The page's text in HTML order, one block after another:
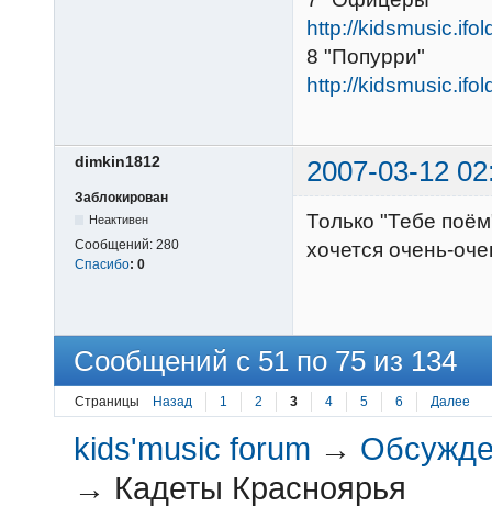
http://
8 "Попурри"
http://
dimkin1812 2007-03-12
Заблокирован
Неактивен
Сообщений: 280
Спасибо: 0
Только "Тебе
хочется очень-
Сообщений с 51 по 75 из 134
Страницы Назад 1 2 3 4 5 6 Далее
kids'music forum →
→ Кадеты Красноярья